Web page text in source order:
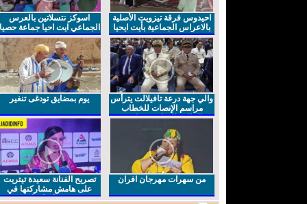
احيدوس فرقة تيزويت الأصلية
بالاعراس الجماعية بأيت ايحيا
اسوكز نتسلاتين بالعرس
الجماعي ايت احيا جماعة حصيا
والي جهة درعة تافيلالت يترأس
مراسم الإنصات للخطاب
الملكي السامي بمناسبة
يوم بمضايق تودغى تنغير
من سهرات مهرجان افران
تصريح الفنانة سعيدة تيتريت
على هامش مشاركتها في
مهرجان افران